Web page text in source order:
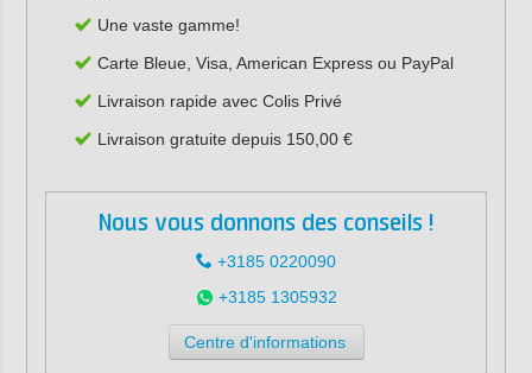
Une vaste gamme!
Carte Bleue, Visa, American Express ou PayPal
Livraison rapide avec Colis Privé
Livraison gratuite depuis 150,00 €
Nous vous donnons des conseils !
+3185 0220090
+3185 1305932
Centre d'informations